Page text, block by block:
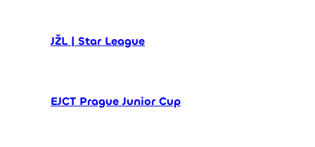
JŽL | Star League
EJCT Prague Junior Cup